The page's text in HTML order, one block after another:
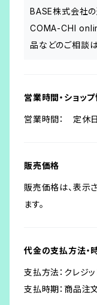
BASE株式会社の
COMA-CHI
品などのご相談は
営業時間・ショッ
営業時間： 定休日
販売価格
販売価格は、表示
ます。
代金の支払方法・
支払方法：クレジ
支払時期：商品注